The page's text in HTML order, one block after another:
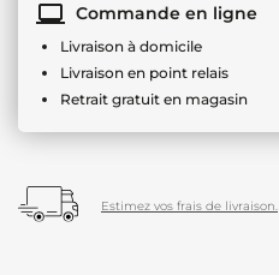
Commande en ligne
Livraison à domicile
Livraison en point relais
Retrait gratuit en magasin
Estimez vos frais de livraison.